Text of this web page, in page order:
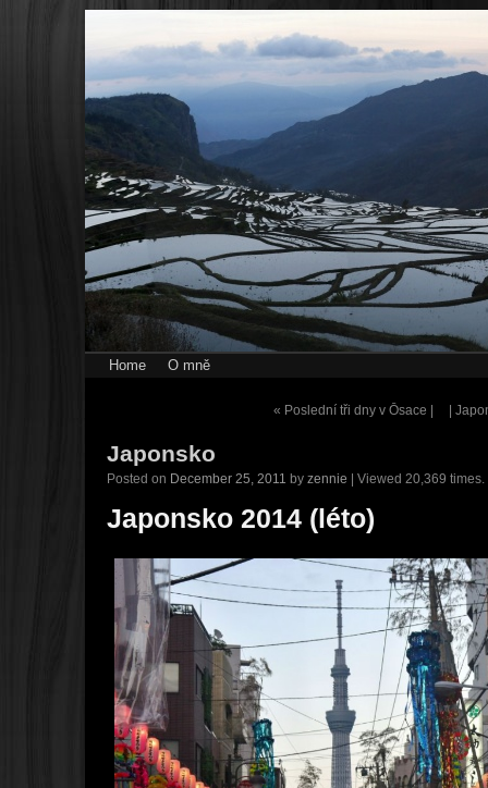
Home O mně
« Poslední tři dny v Ōsace | |
Japonsko
Posted on December 25, 2011 by zennie | Viewed 20,369 times.
Japonsko 2014 (léto)